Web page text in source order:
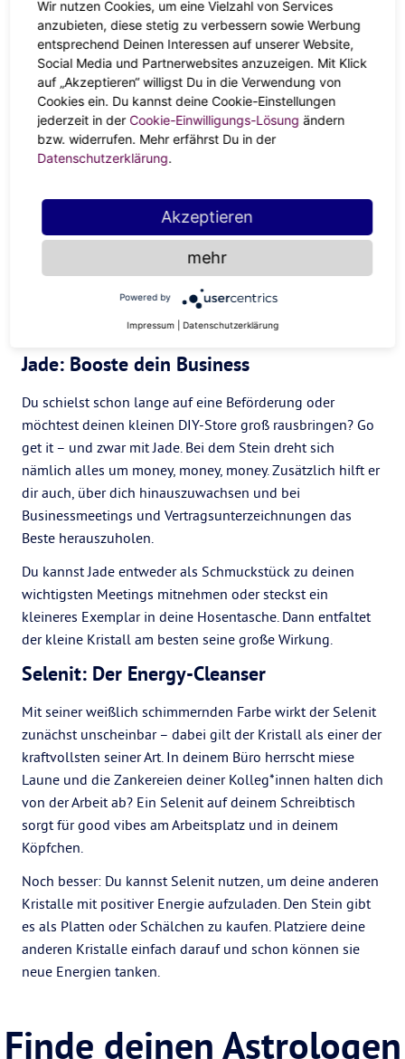
Rosenquarz: Selbstvertrauen to go
“Das schaffe ich eh nicht. Die anderen können das besser
als ich.”Mit dem Rosenquarz gehören diese Gedanken in
Null Komma nichts der Vergangenheit an. Denn mit seiner
beruhigenden Aura kann der Kristall dir zu einem
Confidence-Boost verhelfen.
zunichtemachen will, kannst du ein
kleines Rosenquarz-Ritual durchführen. Halte den Stein in
deinen Händen, atme tief durch und forme ein kurzes
Mantra, dass dich für den Rest des Arbeitstages begleiten
“Ich bin gut genug“ oder“ich kann alles schaffen”
sind nur einige Beispiele.
Jade: Booste dein Business
Du schielst schon lange auf eine Beförderung oder
möchtest deinen kleinen DIY-Store groß rausbringen? Go
get it – und zwar mit Jade. Bei dem Stein dreht sich
nämlich alles um money, money, money. Zusätzlich hilft er
dir auch, über dich hinauszuwachsen und bei
Businessmeetings und Vertragsunterzeichnungen das
Beste herauszuholen.
Du kannst Jade entweder als Schmuckstück zu deinen
wichtigsten Meetings mitnehmen oder steckst ein
kleineres Exemplar in deine Hosentasche. Dann entfaltet
der kleine Kristall am besten seine große Wirkung.
Selenit: Der Energy-Cleanser
Mit seiner weißlich schimmernden Farbe wirkt der Selenit
zunächst unscheinbar – dabei gilt der Kristall als einer der
kraftvollsten seiner Art. In deinem Büro herrscht miese
Laune und die Zankereien deiner Kolleg*innen halten dich
von der Arbeit ab? Ein Selenit auf deinem Schreibtisch
sorgt für good vibes am Arbeitsplatz und in deinem
Köpfchen.
Noch besser: Du kannst Selenit nutzen, um deine anderen
Kristalle mit positiver Energie aufzuladen. Den Stein gibt
es als Platten oder Schälchen zu kaufen. Platziere deine
anderen Kristalle einfach darauf und schon können sie
neue Energien tanken.
Finde deinen Astrologen
Wir nutzen Cookies, um eine Vielzahl von Services
anzubieten, diese stetig zu verbessern sowie Werbung
entsprechend Deinen Interessen auf unserer Website,
Social Media und Partnerwebsites anzuzeigen. Mit Klick
auf „Akzeptieren“ willigst Du in die Verwendung von
Cookies ein. Du kannst deine Cookie-Einstellungen
jederzeit in der Cookie-Einwilligungs-Lösung ändern
bzw. widerrufen. Mehr erfährst Du in der
Datenschutzerklärung.
Akzeptieren
mehr
Powered by
Impressum Datenschutzerklärung